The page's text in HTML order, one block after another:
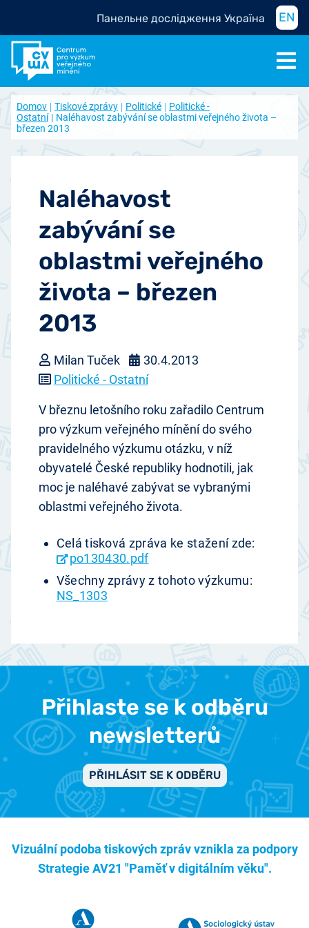
Панельне дослідження Україна EN
Domov Tiskové zprávy Politické
Politické -
Ostatní
Naléhavost zabývání se oblastmi veřejného života –
březen 2013
Naléhavost
zabývání se
oblastmi veřejného
života – březen
2013
Milan Tuček
30.4.2013
Politické - Ostatní
V březnu letošního roku zařadilo Centrum
pro výzkum veřejného mínění do svého
pravidelného výzkumu otázku, v níž
obyvatelé České republiky hodnotili, jak
moc je naléhavé zabývat se vybranými
oblastmi veřejného života.
Celá tisková zpráva ke stažení zde:
po130430.pdf
Všechny zprávy z tohoto výzkumu:
NS_1303
Přihlaste se k odběru
newsletterů
PŘIHLÁSIT SE K ODBĚRU
Vizuální podoba tiskových zpráv vznikla za podpory
Strategie AV21 "Paměť v digitálním věku".